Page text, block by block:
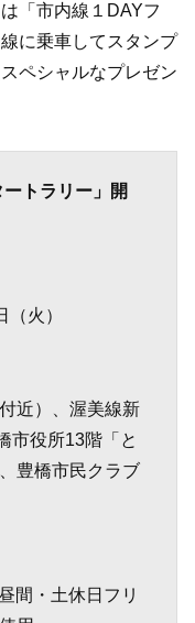
「市内線１DAYフ
に乗車してスタンプ
ペシャルなプレゼン
トラリー」開
火）
近）、渥美線新
市役所13階「と
豊橋市民クラブ
間・土休日フリ